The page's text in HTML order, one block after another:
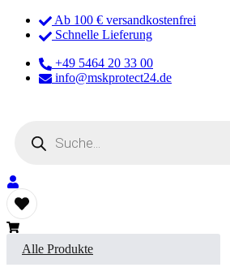
Ab 100 € versandkostenfrei
Schnelle Lieferung
+49 5464 20 33 00
info@mskprotect24.de
search
Alle Produkte